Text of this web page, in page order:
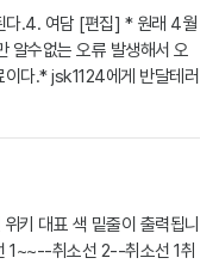
다.4. 여담 [편집] * 원래 4월
알수없는 오류 발생해서 오
다.* jsk1124에게 반달테러
키 대표 색 밑줄이 출력됩니
1~~--취소선 2--취소선 1취